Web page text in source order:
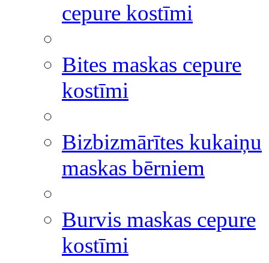
cepure kostīmi
Bites maskas cepure
kostīmi
Bizbizmārītes kukaiņu
maskas bērniem
Burvis maskas cepure
kostīmi